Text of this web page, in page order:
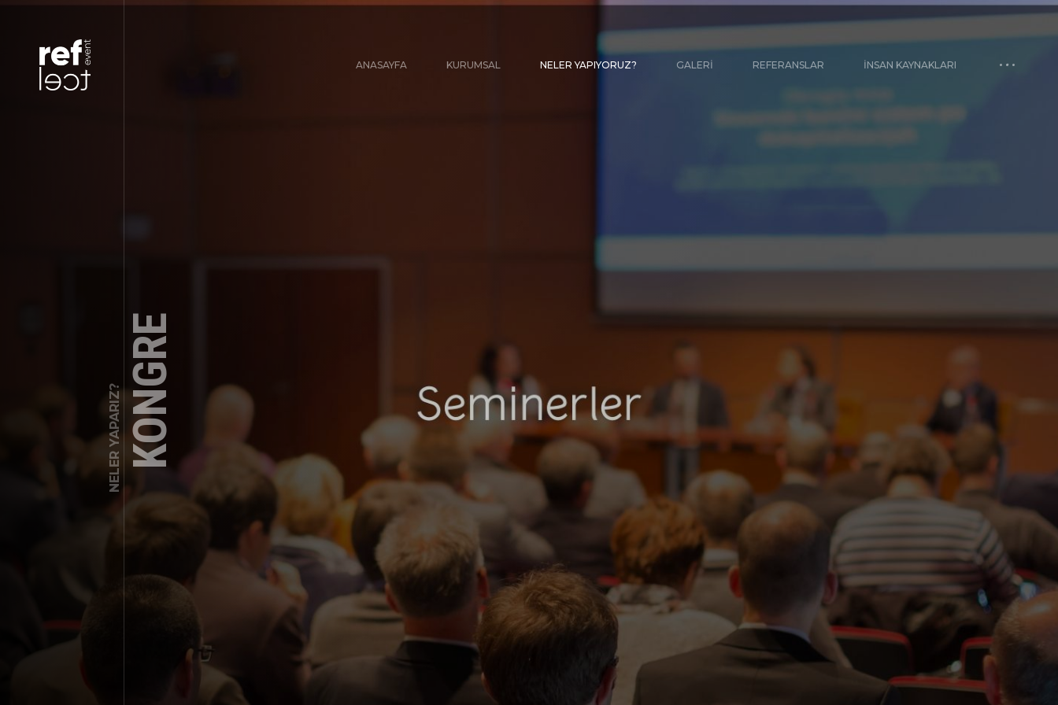
ANASAYFA KURUMSAL NELER YAPIYORUZ? GALERI REFERANSLAR İNSAN KAYNAKLARI
NELER YAPARIZ?KONGRE